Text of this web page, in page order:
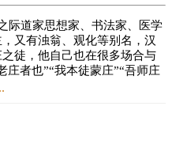
际道家思想家、书法家、医学
又有浊翁、观化等别名，汉
徒，他自己也在很多场合与
庄者也”“我本徒蒙庄”“吾师庄
小说里，傅山被描写为武侠